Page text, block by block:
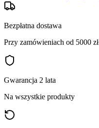
Bezpłatna dostawa
Przy zamówieniach od 5000 zł
Gwarancja 2 lata
Na wszystkie produkty